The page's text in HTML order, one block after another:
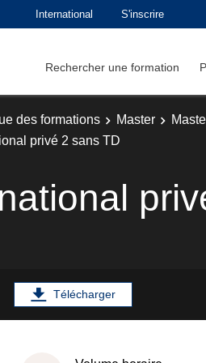
International S'inscrire
Rechercher une formation
des formations Master
privé 2 sans TD
Télécharger